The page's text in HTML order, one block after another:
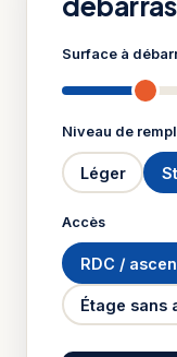
Surface à
Niveau de
Léger
Accès
RDC /
Étage sans